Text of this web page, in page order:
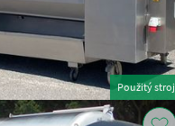
Použitý stroj